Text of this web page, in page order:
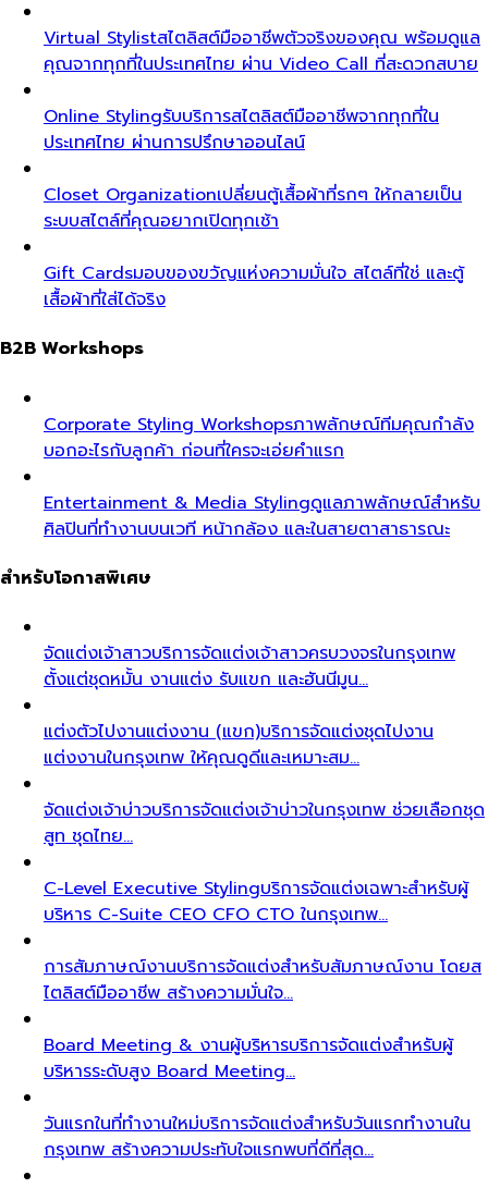
Virtual Stylistสไตลิสต์มืออาชีพตัวจริงของคุณ พร้อมดูแล
คุณจากทุกที่ในประเทศไทย ผ่าน Video Call ที่สะดวกสบาย
Online Stylingรับบริการสไตลิสต์มืออาชีพจากทุกที่ใน
ประเทศไทย ผ่านการปรึกษาออนไลน์
Closet Organizationเปลี่ยนตู้เสื้อผ้าที่รกๆ ให้กลายเป็น
ระบบสไตล์ที่คุณอยากเปิดทุกเช้า
Gift Cardsมอบของขวัญแห่งความมั่นใจ สไตล์ที่ใช่ และตู้
เสื้อผ้าที่ใส่ได้จริง
B2B Workshops
Corporate Styling Workshopsภาพลักษณ์ทีมคุณกำลัง
บอกอะไรกับลูกค้า ก่อนที่ใครจะเอ่ยคำแรก
Entertainment & Media Stylingดูแลภาพลักษณ์สำหรับ
ศิลปินที่ทำงานบนเวที หน้ากล้อง และในสายตาสาธารณะ
สำหรับโอกาสพิเศษ
จัดแต่งเจ้าสาวบริการจัดแต่งเจ้าสาวครบวงจรในกรุงเทพ
ตั้งแต่ชุดหมั้น งานแต่ง รับแขก และฮันนีมูน…
แต่งตัวไปงานแต่งงาน (แขก)บริการจัดแต่งชุดไปงาน
แต่งงานในกรุงเทพ ให้คุณดูดีและเหมาะสม…
จัดแต่งเจ้าบ่าวบริการจัดแต่งเจ้าบ่าวในกรุงเทพ ช่วยเลือกชุด
สูท ชุดไทย…
C-Level Executive Stylingบริการจัดแต่งเฉพาะสำหรับผู้
บริหาร C-Suite CEO CFO CTO ในกรุงเทพ…
การสัมภาษณ์งานบริการจัดแต่งสำหรับสัมภาษณ์งาน โดยส
ไตลิสต์มืออาชีพ สร้างความมั่นใจ…
Board Meeting & งานผู้บริหารบริการจัดแต่งสำหรับผู้
บริหารระดับสูง Board Meeting…
วันแรกในที่ทำงานใหม่บริการจัดแต่งสำหรับวันแรกทำงานใน
กรุงเทพ สร้างความประทับใจแรกพบที่ดีที่สุด…